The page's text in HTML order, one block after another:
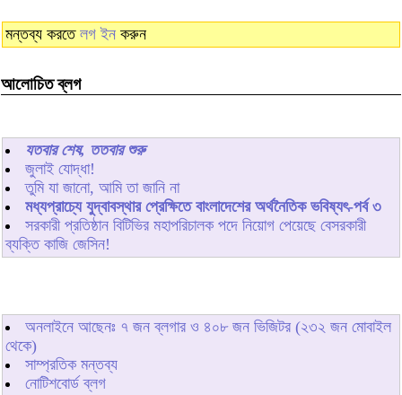
মন্তব্য করতে লগ ইন করুন
আলোচিত ব্লগ
যতবার শেষ, ততবার শুরু
জুলাই যোদ্ধা!
তুমি যা জানো, আমি তা জানি না
মধ্যপ্রাচ্যে যুদ্বাবস্থার প্রেক্ষিতে বাংলাদেশের অর্থনৈতিক ভবিষ্যৎ-পর্ব ৩
সরকারী প্রতিষ্ঠান বিটিভির মহাপরিচালক পদে নিয়োগ পেয়েছে বেসরকারী
ব্যক্তি কাজি জেসিন!
অনলাইনে আছেনঃ ৭ জন ব্লগার ও ৪০৮জন ভিজিটর (২৩২ জন মোবাইল
থেকে)
সাম্প্রতিক মন্তব্য
নোটিশবোর্ড ব্লগ